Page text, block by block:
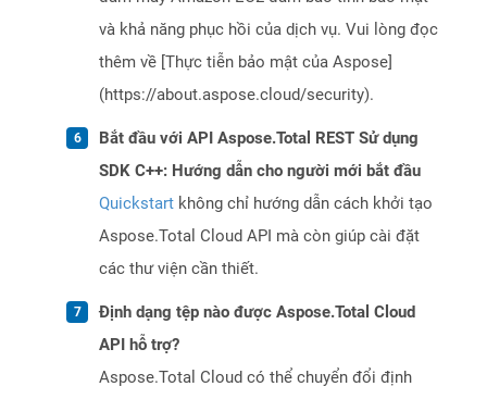
và khả năng phục hồi của dịch vụ. Vui lòng đọc
thêm về [Thực tiễn bảo mật của Aspose]
(https://about.aspose.cloud/security).
Bắt đầu với API Aspose.Total REST Sử dụng
SDK C++: Hướng dẫn cho người mới bắt đầu
Quickstart không chỉ hướng dẫn cách khởi tạo
Aspose.Total Cloud API mà còn giúp cài đặt
các thư viện cần thiết.
Định dạng tệp nào được Aspose.Total Cloud
API hỗ trợ?
Aspose.Total Cloud có thể chuyển đổi định